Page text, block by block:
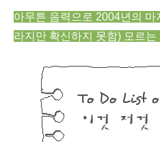
아무튼 음력으로 2004년의
라지만 확신하지 못함) 모르